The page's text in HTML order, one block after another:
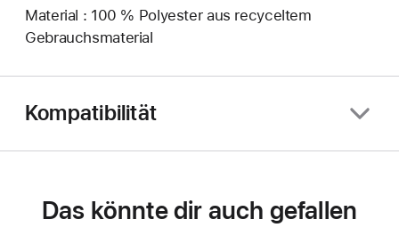
Material : 100 % Polyester aus recyceltem
Gebrauchsmaterial
Kompatibilität
Das könnte dir auch gefallen